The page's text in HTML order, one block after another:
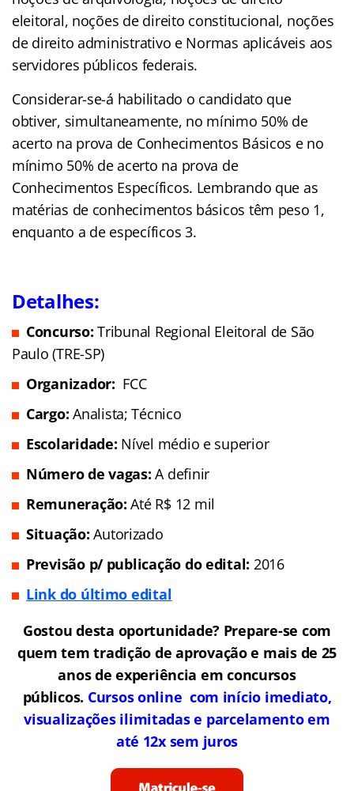
eleitoral, noções de direito constitucional, noções
de direito administrativo e Normas aplicáveis aos
servidores públicos federais.
Considerar-se-á habilitado o candidato que
obtiver, simultaneamente, no mínimo 50% de
acerto na prova de Conhecimentos Básicos e no
mínimo 50% de acerto na prova de
Conhecimentos Específicos. Lembrando que as
matérias de conhecimentos básicos têm peso 1,
enquanto a de específicos 3.
Detalhes:
Concurso: Tribunal Regional Eleitoral de São
Paulo (TRE-SP)
Organizador: FCC
Cargo: Analista; Técnico
Escolaridade: Nível médio e superior
Número de vagas: A definir
Remuneração: Até R$ 12 mil
Situação:Autorizado
Previsão p/ publicação do edital: 2016
Link do último edital
Gostou desta oportunidade? Prepare-se com
quem tem tradição de aprovação e mais de 25
anos de experiência em concursos
públicos. Cursos online com início imediato,
visualizações ilimitadas e parcelamento em
até 12x sem juros